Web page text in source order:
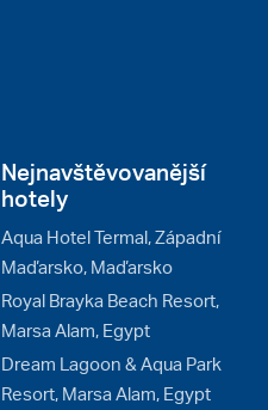
Nejnavštěvovanější
hotely
Aqua Hotel Termal, Západní
Maďarsko, Maďarsko
Royal Brayka Beach Resort,
Marsa Alam, Egypt
Dream Lagoon & Aqua Park
Resort, Marsa Alam, Egypt